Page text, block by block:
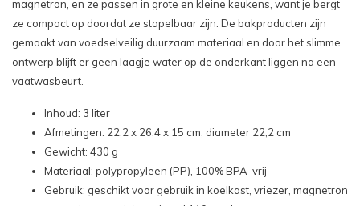
magnetron, en ze passen in grote en kleine keukens, want je bergt
ze compact op doordat ze stapelbaar zijn. De bakproducten zijn
gemaakt van voedselveilig duurzaam materiaal en door het slimme
ontwerp blijft er geen laagje water op de onderkant liggen na een
vaatwasbeurt.
Inhoud: 3 liter
Afmetingen: 22,2 x 26,4 x 15 cm, diameter 22,2 cm
Gewicht: 430 g
Materiaal: polypropyleen (PP), 100% BPA-vrij
Gebruik: geschikt voor gebruik in koelkast, vriezer, magnetron